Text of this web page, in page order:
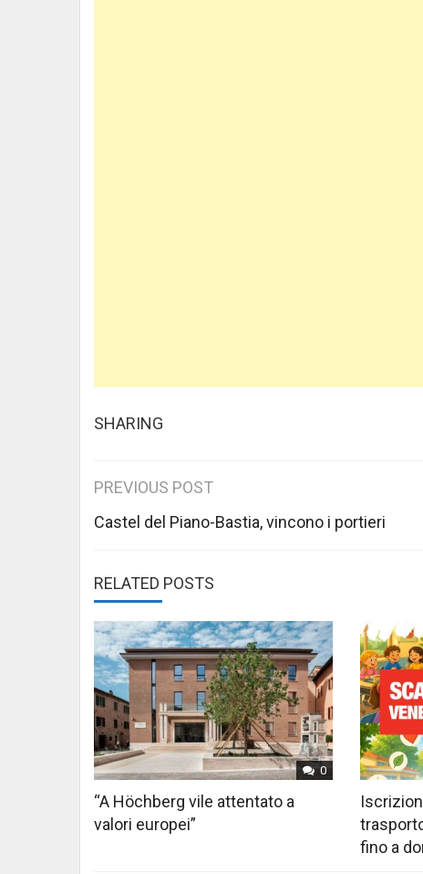
SHARING
Post
navigation
PREVIOUS POST
Castel del Piano-Bastia, vincono i portieri
RELATED POSTS
0
“A Höchberg vile attentato a
valori europei”
fino a